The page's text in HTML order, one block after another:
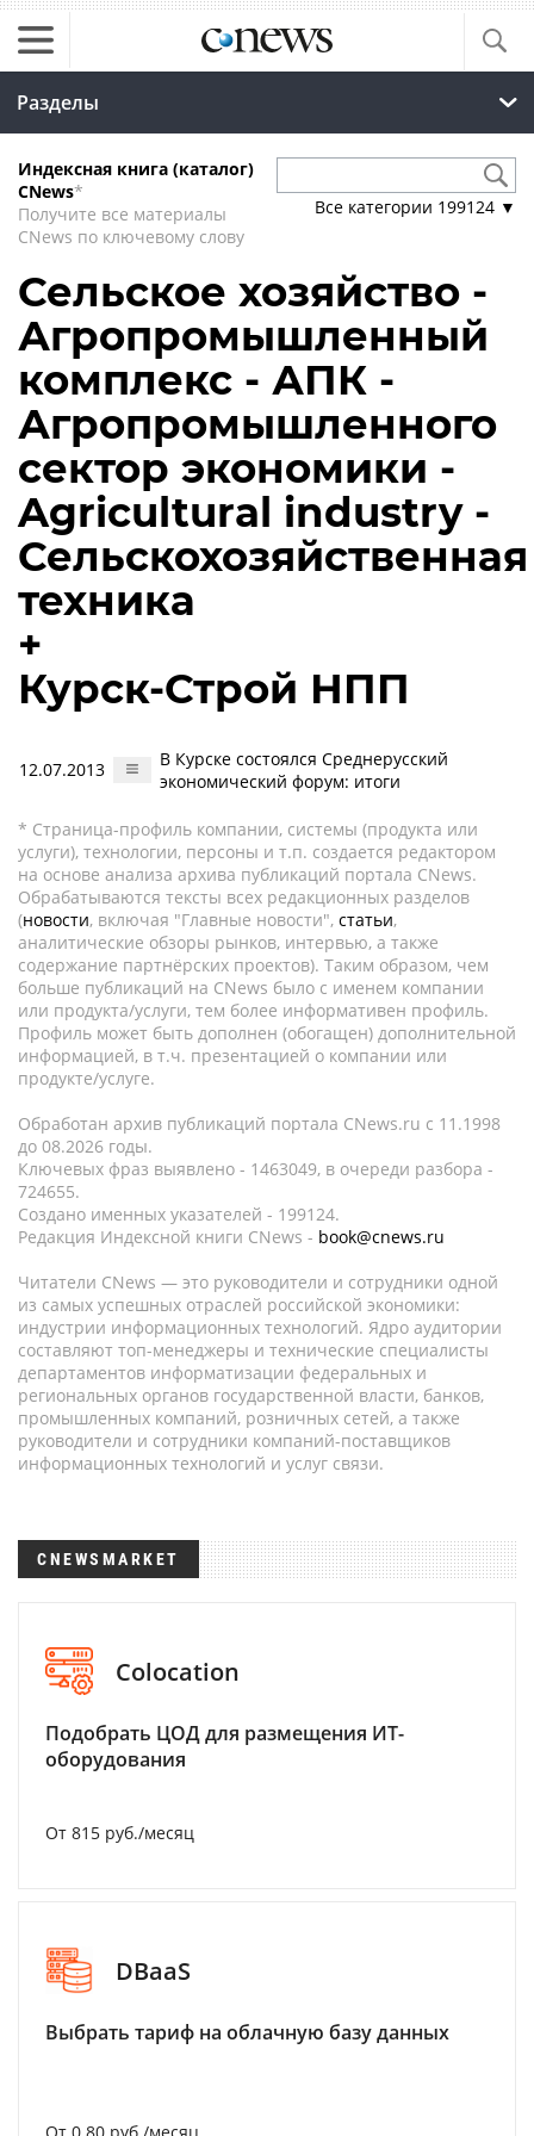
Разделы
Индексная книга (каталог)
CNews*
Получите все материалы
CNews по ключевому слову
Все категории 199124 ▼
Сельское хозяйство -
Агропромышленный
комплекс - АПК -
Агропромышленного
сектор экономики -
Agricultural industry -
Сельскохозяйственная
техника
+
Курск-Строй НПП
12.07.2013
В Курске состоялся Среднерусский
экономический форум: итоги
* Страница-профиль компании, системы (продукта или
услуги), технологии, персоны и т.п. создается редактором
на основе анализа архива публикаций портала CNews.
Обрабатываются тексты всех редакционных разделов
(новости, включая "Главные новости", статьи,
аналитические обзоры рынков, интервью, а также
содержание партнёрских проектов). Таким образом, чем
больше публикаций на CNews было с именем компании
или продукта/услуги, тем более информативен профиль.
Профиль может быть дополнен (обогащен) дополнительной
информацией, в т.ч. презентацией о компании или
продукте/услуге.
Обработан архив публикаций портала CNews.ru c 11.1998
до 08.2026 годы.
Ключевых фраз выявлено - 1463049, в очереди разбора -
724655.
Создано именных указателей - 199124.
Редакция Индексной книги CNews - book@cnews.ru
Читатели CNews — это руководители и сотрудники одной
из самых успешных отраслей российской экономики:
индустрии информационных технологий. Ядро аудитории
составляют топ-менеджеры и технические специалисты
департаментов информатизации федеральных и
региональных органов государственной власти, банков,
промышленных компаний, розничных сетей, а также
руководители и сотрудники компаний-поставщиков
информационных технологий и услуг связи.
CNEWSMARKET
Colocation
Подобрать ЦОД для размещения ИТ-
оборудования
От 815 руб./месяц
DBaaS
Выбрать тариф на облачную базу данных